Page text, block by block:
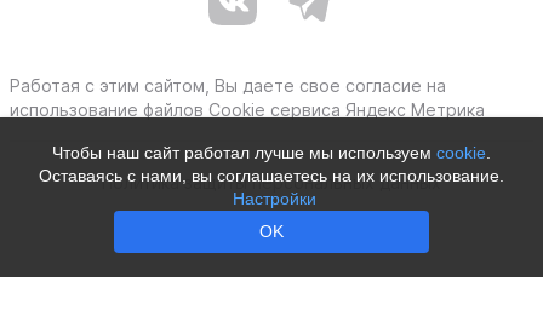
Чтобы наш сайт работал лучше мы используем cookie
Оставаясь с нами, вы соглашаетесь на их использование.
Настройки
OK
Работая с этим сайтом, Вы даете свое согласие на
использование файлов Cookie сервиса Яндекс Метрика
Политика защиты персональных данных
Moby © 2012–2026